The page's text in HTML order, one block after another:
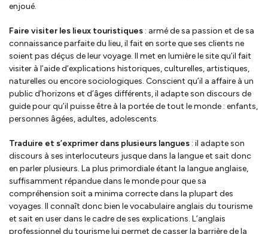
enjoué.
Faire visiter les lieux touristiques : armé de sa passion et de sa
connaissance parfaite du lieu, il fait en sorte que ses clients ne
soient pas déçus de leur voyage. Il met en lumière le site qu’il fait
visiter à l’aide d’explications historiques, culturelles, artistiques,
naturelles ou encore sociologiques. Conscient qu’il a affaire à un
public d’horizons et d’âges différents, il adapte son discours de
guide pour qu’il puisse être à la portée de tout le monde : enfants,
personnes âgées, adultes, adolescents.
Traduire et s’exprimer dans plusieurs langues : il adapte son
discours à ses interlocuteurs jusque dans la langue et sait donc
en parler plusieurs. La plus primordiale étant la langue anglaise,
suffisamment répandue dans le monde pour que sa
compréhension soit a minima correcte dans la plupart des
voyages. Il connaît donc bien le vocabulaire anglais du tourisme
et sait en user dans le cadre de ses explications. L’anglais
professionnel du tourisme lui permet de casser la barrière de la